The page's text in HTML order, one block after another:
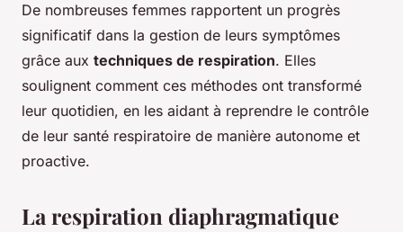
De nombreuses femmes rapportent un progrès
significatif dans la gestion de leurs symptômes
grâce aux techniques de respiration. Elles
soulignent comment ces méthodes ont transformé
leur quotidien, en les aidant à reprendre le contrôle
de leur santé respiratoire de manière autonome et
proactive.
La respiration diaphragmatique